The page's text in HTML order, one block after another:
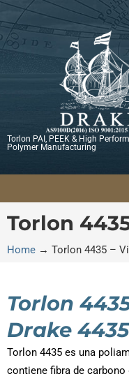
Ir
al
contenido
Torlon PAI, PEEK & High
Polymer Manufacturing
Torlon
Home → Torlon 4435 –
Torlon
Drake
Torlon 4435 es una
contiene fibra de carbono